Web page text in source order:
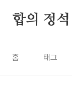
합의 정석
홈 태그